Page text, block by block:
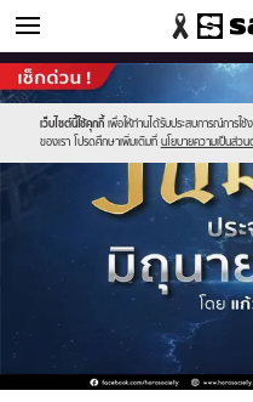
ดูดวง
เว็บไซต์นี้ใช้คุกกี้ เพื่อให้ท่านได้รับประสบการณ์การใ
ของเรา โปรดศึกษาเพิ่มเติมที่ นโยบายความเป็นส่วน
Sanook
//s.isanook.com/sr/0/images/
new-
sanook.png
600
60
//s.isanook.com/ho/0/ud/36/